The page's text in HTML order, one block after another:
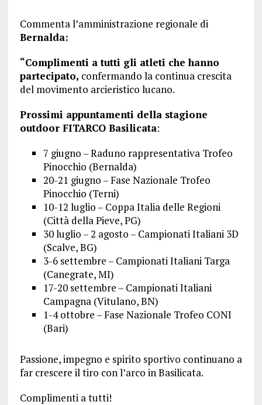
Commenta l’amministrazione regionale di
Bernalda:
“Complimenti a tutti gli atleti che hanno
partecipato, confermando la continua crescita
del movimento arcieristico lucano.
Prossimi appuntamenti della stagione
outdoor FITARCO Basilicata:
7 giugno – Raduno rappresentativa Trofeo
Pinocchio (Bernalda)
20-21 giugno – Fase Nazionale Trofeo
Pinocchio (Terni)
10-12 luglio – Coppa Italia delle Regioni
(Città della Pieve, PG)
30 luglio – 2 agosto – Campionati Italiani 3D
(Scalve, BG)
3-6 settembre – Campionati Italiani Targa
(Canegrate, MI)
17-20 settembre – Campionati Italiani
Campagna (Vitulano, BN)
1-4 ottobre – Fase Nazionale Trofeo CONI
(Bari)
Passione, impegno e spirito sportivo continuano a
far crescere il tiro con l’arco in Basilicata.
Complimenti a tutti!